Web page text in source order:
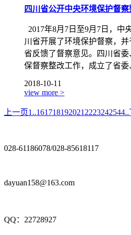
四川省公开中央环境保护督
2017年8月7日至9月7日，中
川省开展了环境保护督察，并
省反馈了督察意见。四川省
保督察整改工作，成立了省委
2018-10-11
view more >
上一页1..161718192021 2223242544..
028-61186078/028-85618117
dayuan158@163.com
QQ：22728927